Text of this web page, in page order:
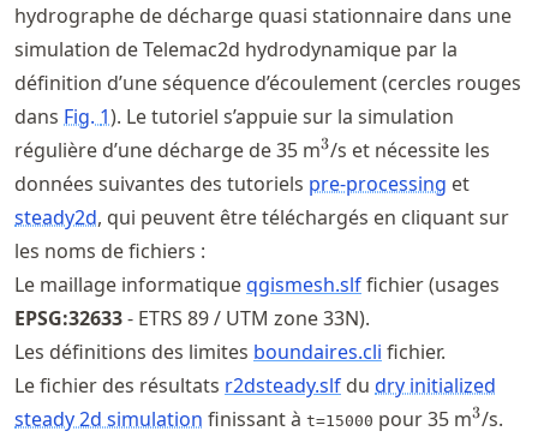
hydrographe de décharge quasi stationnaire dans une
simulation de Telemac2d hydrodynamique par la
définition d’une séquence d’écoulement (cercles rouges
dans Fig. 1). Le tutoriel s’appuie sur la simulation
régulière d’une décharge de 35 m^3
3/s et nécessite les
données suivantes des tutoriels pre-processing et
steady2d, qui peuvent être téléchargés en cliquant sur
les noms de fichiers :
Le maillage informatiqueqgismesh.slffichier (usages
EPSG:32633- ETRS 89 / UTM zone 33N).
Les définitions des limites boundaires.cli fichier.
Le fichier des résultats r2dsteady.slf du dry initialized
steady 2d simulation finissant à t=15000 pour 35 m^3
3/s.